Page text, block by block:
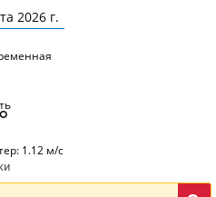
2026 г.
1.12 м/с